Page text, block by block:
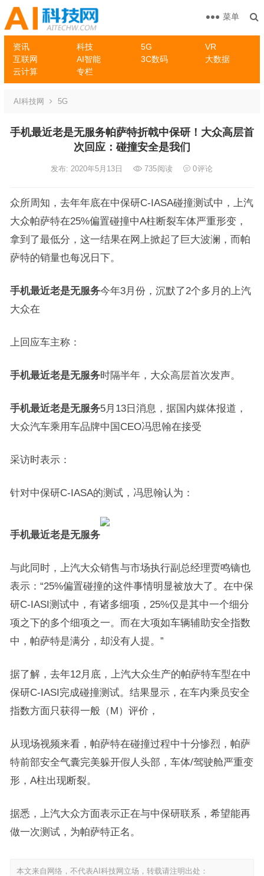
资讯 科技 5G
VR
互联网
AI智能 3C数码
大数据
云计算
专栏
菜单
AI科技网 5G
手机最近老是无服务帕萨特折戟中保研！大众高层首
次回应：碰撞安全是我们
发布: 2020年5月13日 735阅读 0评论
众所周知，去年年底在中保研C-IASA碰撞测试中，上汽
大众帕萨特在25%偏置碰撞中A柱断裂车体严重形变，
拿到了最低分，这一结果在网上掀起了巨大波澜，而帕
萨特的销量也每况日下。
手机最近老是无服务今年3月份，沉默了2个多月的上汽
大众在
上回应车主称：
手机最近老是无服务时隔半年，大众高层首次发声。
手机最近老是无服务5月13日消息，据国内媒体报道，
大众汽车乘用车品牌中国CEO冯思翰在接受
采访时表示：
针对中保研C-IASA的测试，冯思翰认为：
手机最近老是无服务
与此同时，上汽大众销售与市场执行副总经理贾鸣镝也
表示：“25%偏置碰撞的这件事情明显被放大了。在中保
研C-IASI测试中，有诸多细项，25%仅是其中一个细分
项之下的多个细项之一。而在大项如车辆辅助安全指数
中，帕萨特是满分，却没有人提。”
据了解，去年12月底，上汽大众生产的帕萨特车型在中
保研C-IASI完成碰撞测试。结果显示，在车内乘员安全
指数方面只获得一般（M）评价，
从现场视频来看，帕萨特在碰撞过程中十分惨烈，帕萨
特前部安全气囊完美躲开假人头部，车体/驾驶舱严重变
形，A柱出现断裂。
据悉，上汽大众方面表示正在与中保研联系，希望能再
做一次测试，为帕萨特正名。
本文来自网络，不代表AI科技网立场，转载请注明出处：